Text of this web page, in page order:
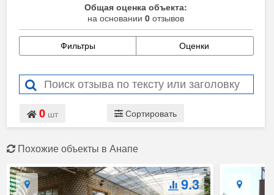
Общая оценка объекта:
на основании 0 отзывов
Фильтры Оценки
0 шт Сортировать
Похожие объекты в Анапе
9.3